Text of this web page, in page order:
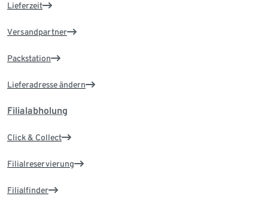
Lieferzeit
Versandpartner
Packstation
Lieferadresse ändern
Filialabholung
Click & Collect
Filialreservierung
Filialfinder